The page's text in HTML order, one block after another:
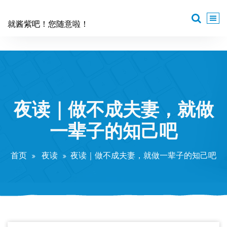
就酱紫吧！您随意啦！
夜读｜做不成夫妻，就做
一辈子的知己吧
首页 夜读 夜读｜做不成夫妻，就做一辈子的知己吧